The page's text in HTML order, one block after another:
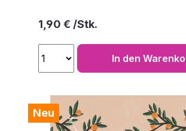
Regulärer Preis:
1,90 €
In den
Neu